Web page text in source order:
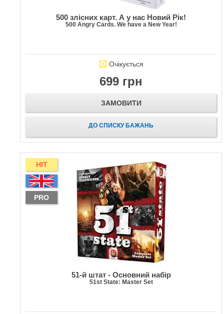
500 злісних карт. А у нас Новий Рік!
500 Angry Cards. We have a New Year!
Очікується
699 грн
ЗАМОВИТИ
ДО СПИСКУ БАЖАНЬ
HIT
PRO
51-й штат - Основний набір
51st State: Master Set